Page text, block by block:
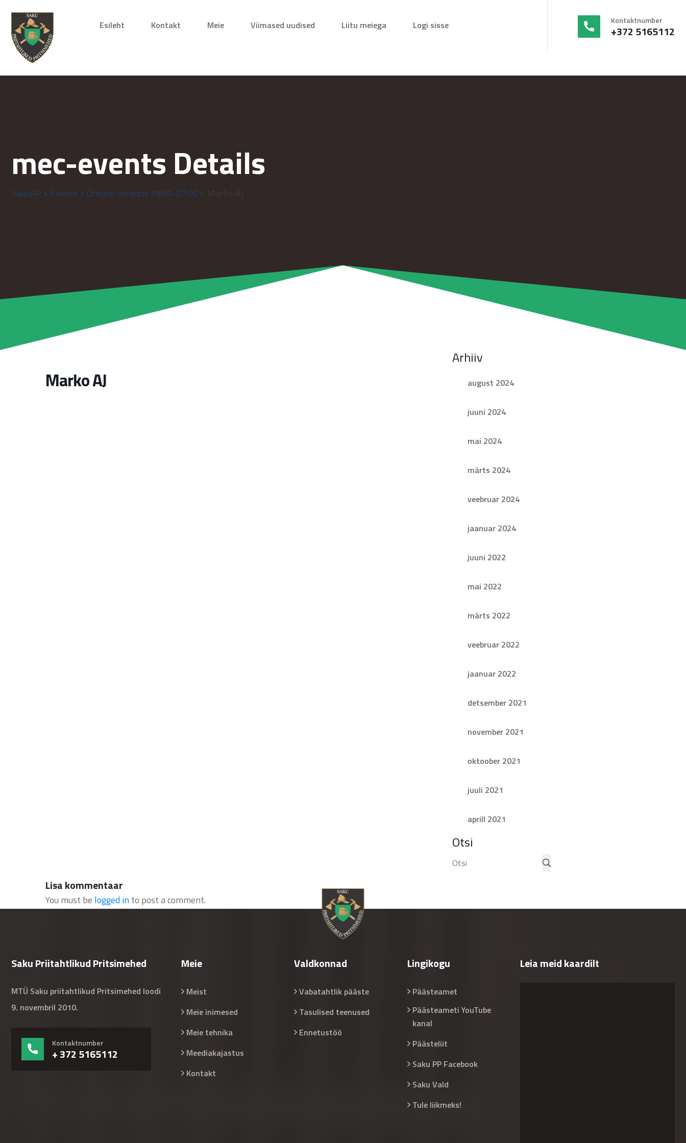
Esileht Kontakt Meie Viimased uudised Liitu meiega Logi sisse Kontaktnumber
+372 5165112
mec-events Details
SakuPP Events Õhtune vahetus 19:00-07:00
Marko AJ
Arhiiv
august 2024
juuni 2024
mai 2024
märts 2024
veebruar 2024
jaanuar 2024
juuni 2022
mai 2022
märts 2022
veebruar 2022
jaanuar 2022
detsember 2021
november 2021
oktoober 2021
juuli 2021
aprill 2021
Otsi
Lisa kommentaar
You must be logged into post a comment.
Saku Priitahtlikud Pritsimehed
MTÜ Saku priitahtlikud Pritsimehed loodi
9. novembril 2010.
Kontaktnumber
+ 372 5165112
Meie
Meist
Meie inimesed
Meie tehnika
Meediakajastus
Kontakt
Valdkonnad
Vabatahtlik pääste
Tasulised teenused
Ennetustöö
Lingikogu
Päästeamet
Päästeameti YouTube
kanal
Päästeliit
Saku PP Facebook
Saku Vald
Tule liikmeks!
Leia meid kaardilt